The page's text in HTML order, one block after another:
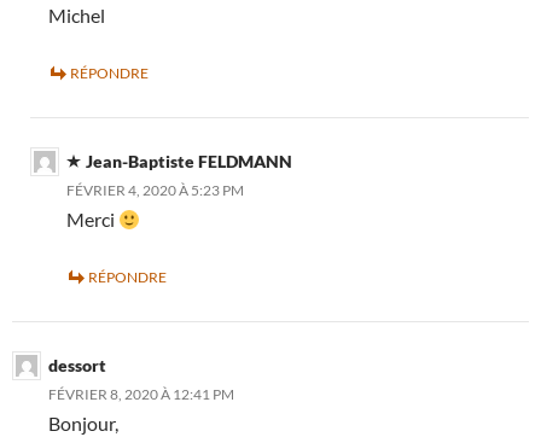
Michel
RÉPONDRE
Jean-Baptiste FELDMANN
FÉVRIER 4, 2020 À 5:23 PM
Merci
RÉPONDRE
dessort
FÉVRIER 8, 2020 À 12:41 PM
Bonjour,